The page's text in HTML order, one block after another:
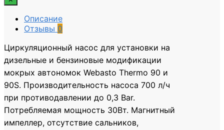
Описание
Отзывы 0
Циркуляционный насос для установки на
дизельные и бензиновые модификации
мокрых автономок Webasto Thermo 90 и
90S. Производительность насоса 700 л/ч
при противодавлении до 0,3 Bar.
Потребляемая мощность 30Вт. Магнитный
импеллер, отсутствие сальников,